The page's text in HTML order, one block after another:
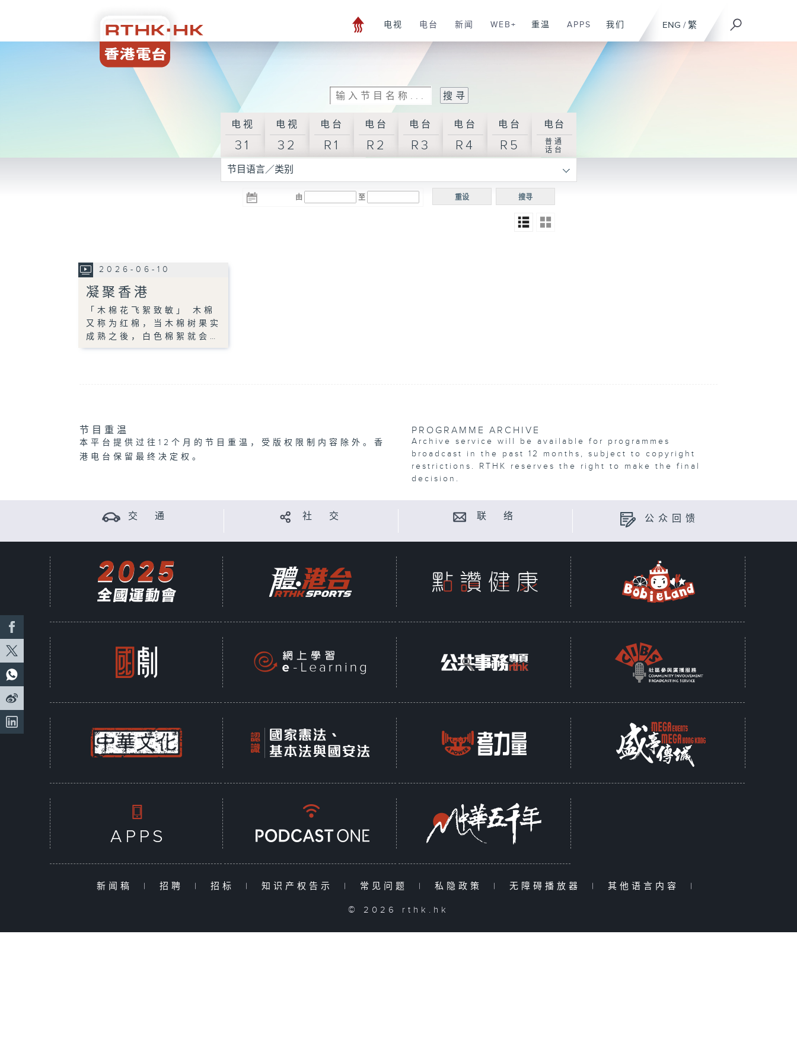
ENG / 繁
电视 电台 新闻 WEB+ 重温 APPS 我们
电视
31
电视
32
电台
R1
电台
R2
电台
R3
电台
R4
电台
R5
电台
普通
话台
节目语言／类别
由 至 搜寻
重设
2026-06-10
凝聚香港
「木棉花飞絮致敏」 木棉
又称为红棉，当木棉树果实
成熟之後，白色棉絮就会…
节目重温
本平台提供过往12个月的节目重温，受版权限制内容除外。香
港电台保留最终决定权。
PROGRAMME ARCHIVE
Archive service will be available for programmes
broadcast in the past 12 months, subject to copyright
restrictions. RTHK reserves the right to make the final
decision.
交 通 社 交 联 络 公众回馈
新闻稿 | 招聘 | 招标 | 知识产权告示 | 常见问题 | 私隐政策 | 无障碍播放器 | 其他语言内容 |
© 2026 rthk.hk